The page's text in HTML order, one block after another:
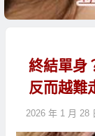
終結單身
反而越難
2026 年 1 月 28